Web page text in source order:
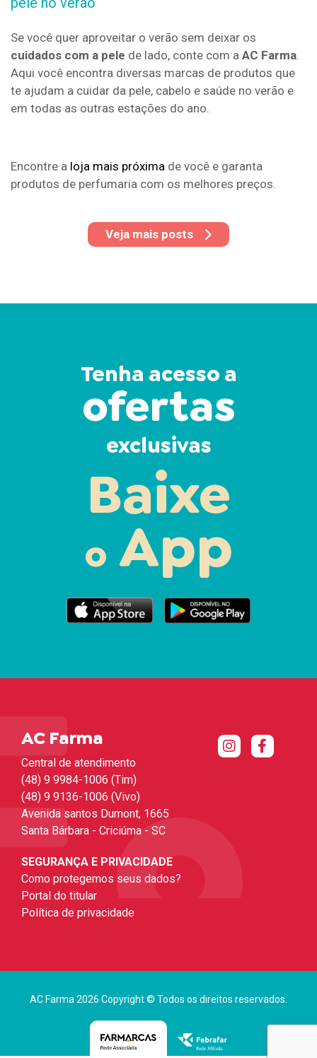
Se você quer aproveitar o verão sem deixar os
cuidados com a pele de lado, conte com a AC Farma.
Aqui você encontra diversas marcas de produtos que
te ajudam a cuidar da pele, cabelo e saúde no verão e
em todas as outras estações do ano.
Encontre a loja mais próxima de você e garanta
produtos de perfumaria com os melhores preços.
Veja mais posts
Tenha acesso a
ofertas
exclusivas
Baixe
o App
AC Farma
Central de atendimento
(48) 9 9984-1006 (Tim)
(48) 9 9136-1006 (Vivo)
Avenida santos Dumont, 1665
Santa Bárbara - Criciúma - SC
SEGURANÇA E PRIVACIDADE
Como protegemos seus dados?
Portal do titular
Política de privacidade
AC Farma 2026 Copyright © Todos os direitos reservados.